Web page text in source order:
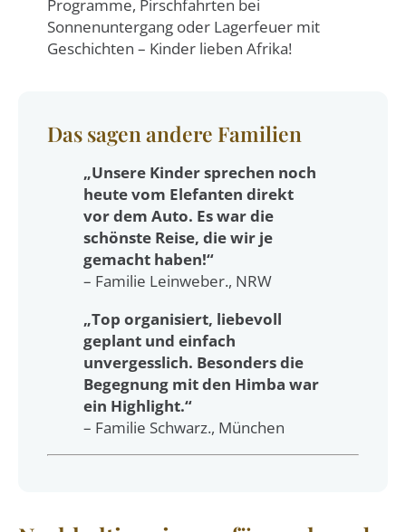
Programme, Pirschfahrten bei
Sonnenuntergang oder Lagerfeuer mit
Geschichten – Kinder lieben Afrika!
Das sagen andere Familien
„Unsere Kinder sprechen noch
heute vom Elefanten direkt
vor dem Auto. Es war die
schönste Reise, die wir je
gemacht haben!“
– Familie Leinweber., NRW
„Top organisiert, liebevoll
geplant und einfach
unvergesslich. Besonders die
Begegnung mit den Himba war
ein Highlight.“
– Familie Schwarz., München